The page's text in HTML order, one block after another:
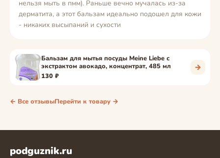
нельзя мыть в пмм). Раньше вечно мучалась из-за
дерматита, а этот бальзам идеально подошел для кожи
- никаких высыпаний и сухости
Бальзам для мытья посуды Meine Liebe с
экстрактом авокадо, концентрат, 485 мл
130 ₽
→
← Все отзывыПерейти к товару →
podguznik.ru